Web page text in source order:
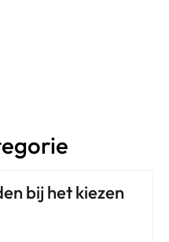
bij het kiezen